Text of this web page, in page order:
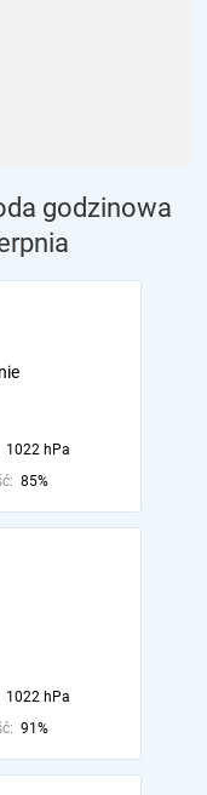
godzinowa
1022 hPa
85%
1022 hPa
91%